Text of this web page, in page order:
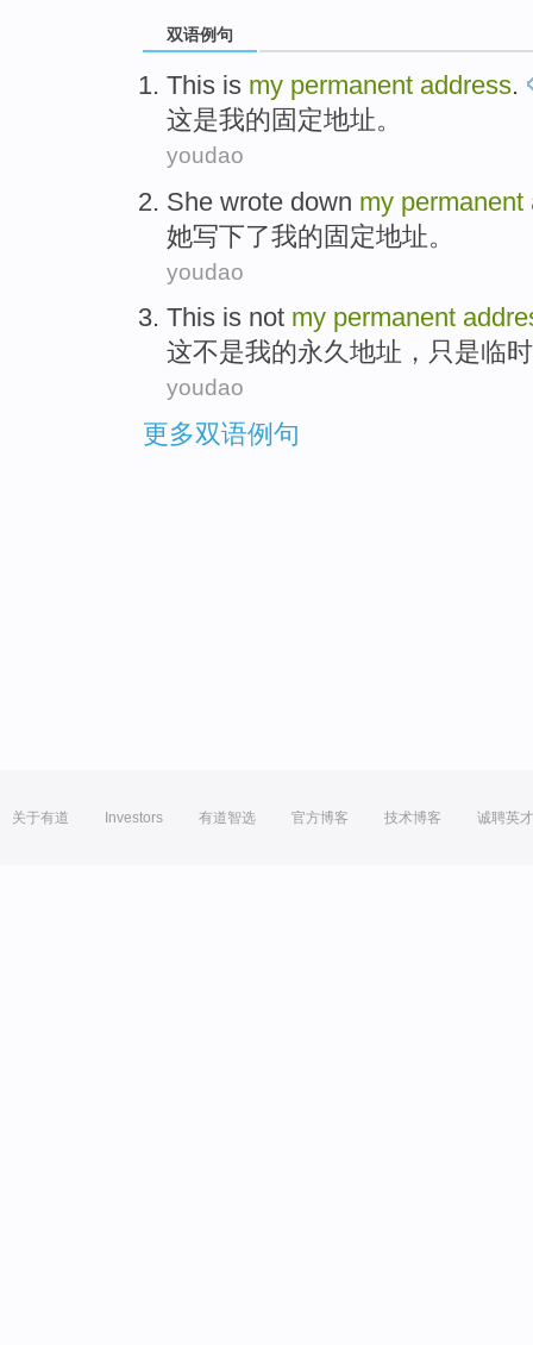
双语例句
This is my permanent address.
这是我的 固定地址。
youdao
She wrote down my permanent
她写下了我的 固定地址。
youdao
This is not my permanent
这不是我的永久地址 ， 只是临时
youdao
更多双语例句
关于有道 Investors 有道智选 官方博客 技术博客 诚聘英才